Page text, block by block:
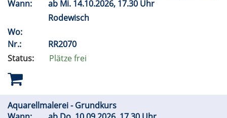
Wann:
ab Mi. 14.10.2026, 17.30 Uhr
Rodewisch
Wo:
Nr.:
RR2070
Status:
Plätze frei
Aquarellmalerei - Grundkurs